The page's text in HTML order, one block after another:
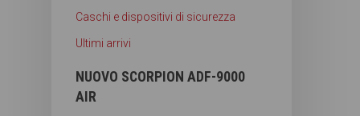
Caschi e dispositivi di sicurezza
Ultimi arrivi
NUOVO SCORPION ADF-9000
AIR